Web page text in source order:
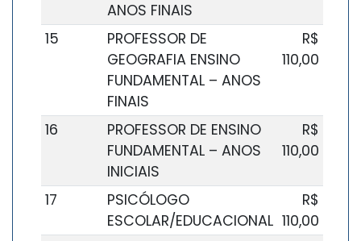
ANOS FINAIS
15
PROFESSOR DE
GEOGRAFIA ENSINO
FUNDAMENTAL – ANOS
FINAIS
R$
110,00
16
PROFESSOR DE ENSINO
FUNDAMENTAL – ANOS
INICIAIS
R$
110,00
17
PSICÓLOGO
ESCOLAR/EDUCACIONAL
R$
110,00